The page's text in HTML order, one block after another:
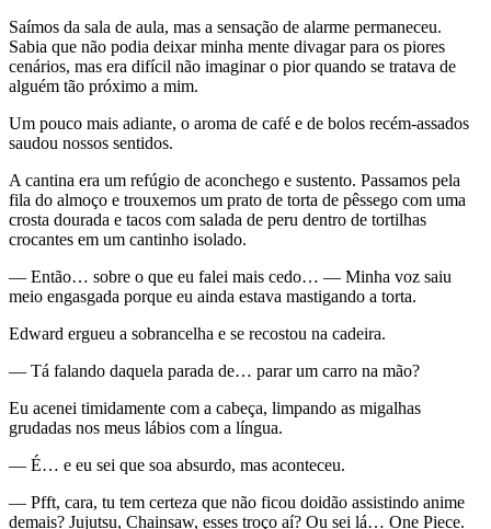
Saímos da sala de aula, mas a sensação de alarme permaneceu.
Sabia que não podia deixar minha mente divagar para os piores
cenários, mas era difícil não imaginar o pior quando se tratava de
alguém tão próximo a mim.
Um pouco mais adiante, o aroma de café e de bolos recém-assados
saudou nossos sentidos.
A cantina era um refúgio de aconchego e sustento. Passamos pela
fila do almoço e trouxemos um prato de torta de pêssego com uma
crosta dourada e tacos com salada de peru dentro de tortilhas
crocantes em um cantinho isolado.
— Então… sobre o que eu falei mais cedo… — Minha voz saiu
meio engasgada porque eu ainda estava mastigando a torta.
Edward ergueu a sobrancelha e se recostou na cadeira.
— Tá falando daquela parada de… parar um carro na mão?
Eu acenei timidamente com a cabeça, limpando as migalhas
grudadas nos meus lábios com a língua.
— É… e eu sei que soa absurdo, mas aconteceu.
— Pfft, cara, tu tem certeza que não ficou doidão assistindo anime
demais? Jujutsu, Chainsaw, esses troço aí? Ou sei lá… One Piece.